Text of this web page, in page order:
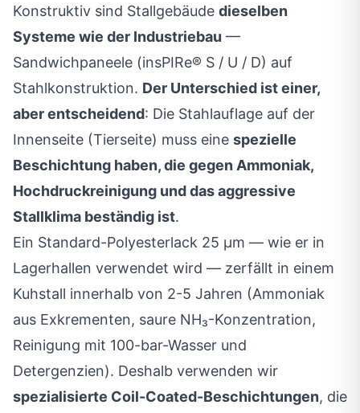
Konstruktiv sind Stallgebäude dieselben
Systeme wie der Industriebau —
Sandwichpaneele (insPIRe® S / U / D) auf
Stahlkonstruktion. Der Unterschied ist einer,
aber entscheidend: Die Stahlauflage auf der
Innenseite (Tierseite) muss eine spezielle
Beschichtung haben, die gegen Ammoniak,
Hochdruckreinigung und das aggressive
Stallklima beständig ist.
Ein Standard-Polyesterlack 25 µm — wie er in
Lagerhallen verwendet wird — zerfällt in einem
Kuhstall innerhalb von 2-5 Jahren (Ammoniak
aus Exkrementen, saure NH₃-Konzentration,
Reinigung mit 100-bar-Wasser und
Detergenzien). Deshalb verwenden wir
spezialisierte Coil-Coated-Beschichtungen, die